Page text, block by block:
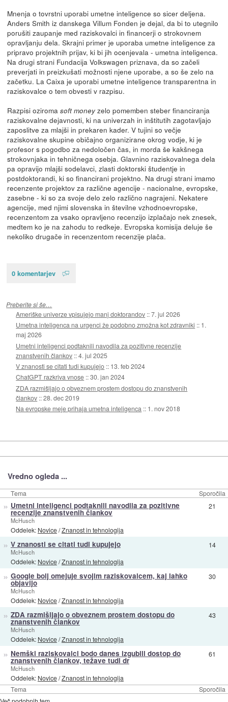
Mnenja o tovrstni uporabi umetne inteligence so sicer deljena.
Anders Smith iz danskega Villum Fonden je dejal, da bi to utegnilo
porušiti zaupanje med raziskovalci in financerji o strokovnem
opravljanju dela. Skrajni primer je uporaba umetne inteligence za
pripravo projektnih prijav, ki bi jih ocenjevala - umetna inteligenca.
Na drugi strani Fundacija Volkswagen priznava, da so začeli
preverjati in preizkušati možnosti njene uporabe, a so še zelo na
začetku. La Caixa je uporabi umetne inteligence transparentna in
raziskovalce o tem obvesti v razpisu.
Razpisi oziroma soft moneyzelo pomemben steber financiranja
raziskovalne dejavnosti, ki na univerzah in inštitutih zagotavljajo
zaposlitve za mlajši in prekaren kader. V tujini so večje
raziskovalne skupine običajno organizirane okrog vodje, ki je
profesor s pogodbo za nedoločen čas, in morda še kakšnega
strokovnjaka in tehničnega osebja. Glavnino raziskovalnega dela
pa opravijo mlajši sodelavci, zlasti doktorski študentje in
postdoktorandi, ki so financirani projektno. Na drugi strani imamo
recenzente projektov za različne agencije - nacionalne, evropske,
zasebne - ki so za svoje delo zelo različno nagrajeni. Nekatere
agencije, med njimi slovenska in številne vzhodnoevropske,
recenzentom za vsako opravljeno recenzijo izplačajo nek znesek,
medtem ko je na zahodu to redkeje. Evropska komisija deluje še
nekoliko drugače in recenzentom recenzije plača.
0 komentarjev
Preberite si še…
Ameriške univerze vpisujejo manj doktorandov ::7. jul 2026
Umetna inteligenca na urgenci že podobno zmožna kot zdravniki :: 1.
maj 2026
Umetni inteligenci podtaknili navodila za pozitivne recenzije
znanstvenih člankov ::4. jul 2025
V znanosti se citati tudi kupujejo :: 13. feb 2024
ChatGPT razkriva vnose ::30. jan 2024
ZDA razmišljajo o obveznem prostem dostopu do znanstvenih
člankov ::28. dec 2019
Na evropske meje prihaja umetna inteligenca :: 1. nov 2018
Vredno ogleda ...
Tema Sporočila
Tema Sporočila
» Umetni inteligenci podtaknili navodila za pozitivne
recenzije znanstvenih člankov
McHusch
Oddelek: Novice/Znanost in tehnologija
21
» V znanosti se citati tudi kupujejo
McHusch
Oddelek: Novice/Znanost in tehnologija
14
» Google bolj omejuje svojim raziskovalcem, kaj lahko
objavijo
McHusch
Oddelek: Novice/Znanost in tehnologija
30
» ZDA razmišljajo o obveznem prostem dostopu do
znanstvenih člankov
McHusch
Oddelek: Novice/Znanost in tehnologija
43
» Nemški raziskovalci bodo danes izgubili dostop do
znanstvenih člankov, težave tudi dr
McHusch
Oddelek: Novice/Znanost in tehnologija
61